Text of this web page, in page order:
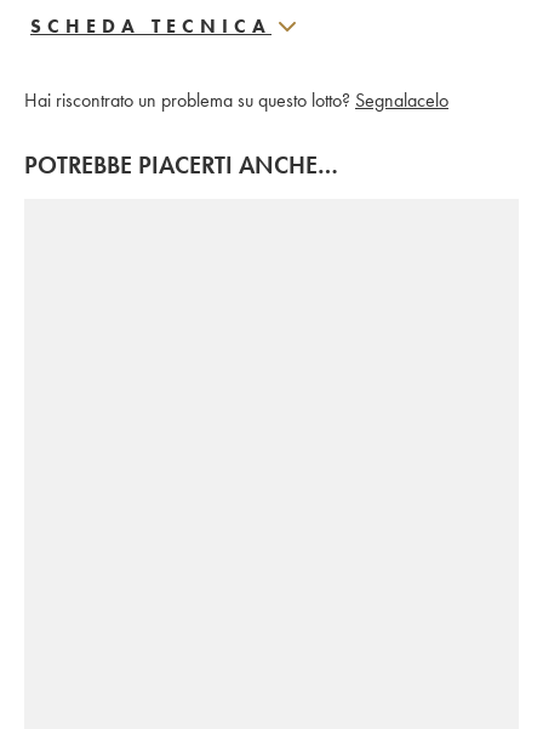
SCHEDA TECNICA
Hai riscontrato un problema su questo lotto? Segnalacelo
POTREBBE PIACERTI ANCHE…